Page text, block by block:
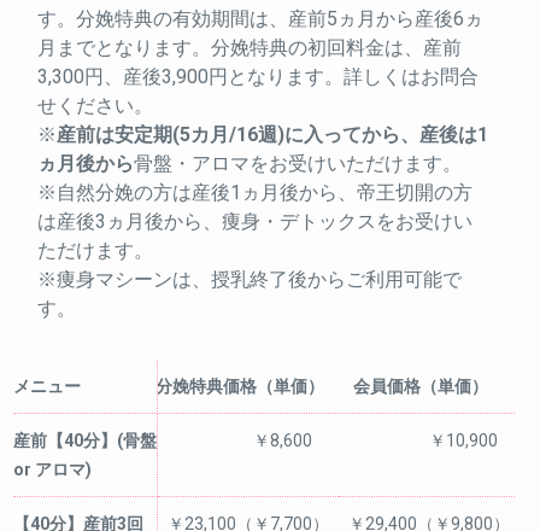
す。分娩特典の有効期間は、産前5ヵ月から産後6ヵ
月までとなります。分娩特典の初回料金は、産前
3,300円、産後3,900円となります。詳しくはお問合
せください。
※産前は安定期(5カ月/16週)に入ってから、産後は1
ヵ月後から骨盤・アロマをお受けいただけます。
※自然分娩の方は産後1ヵ月後から、帝王切開の方
は産後3ヵ月後から、痩身・デトックスをお受けい
ただけます。
※痩身マシーンは、授乳終了後からご利用可能で
す。
メニュー 分娩特典価格（単価） 会員価格（単価）
産前【40分】(骨盤
or アロマ)
￥8,600 ￥10,900
【40分】産前3回
￥23,100（￥7,700）
￥29,400（￥9,800）